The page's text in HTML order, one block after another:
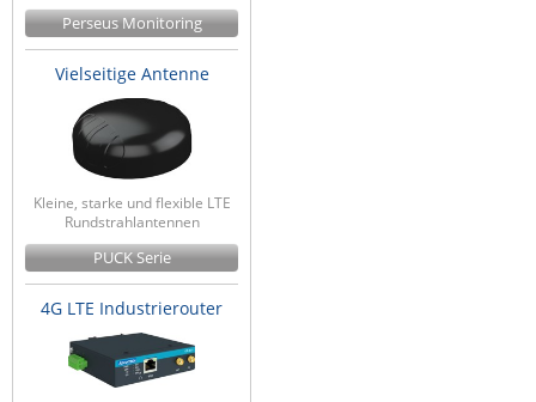
News zu unseren Herstellern
Perseus Monitoring
Vielseitige Antenne
Kleine, starke und flexible LTE
Rundstrahlantennen
PUCK Serie
4G LTE Industrierouter